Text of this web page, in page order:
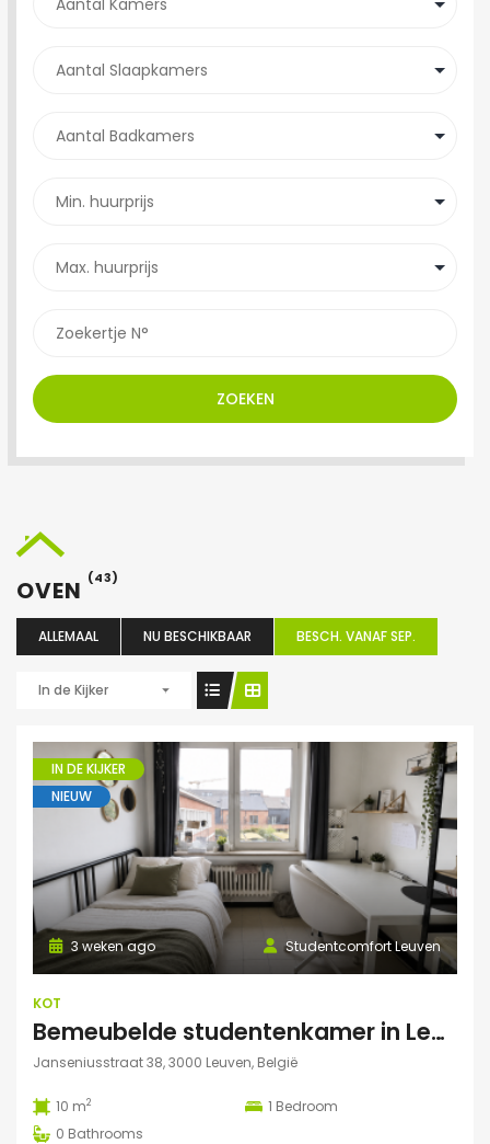
ZOEKEN
OVEN (43)
ALLEMAAL NU BESCHIKBAAR BESCH. VANAF SEP.
In de Kijker
IN DE KIJKER
NIEUW
Studentcomfort Leuven
3 weken ago
KOT
Bemeubelde studentenkamer in Leuven – Regina Mundi
Janseniusstraat 38, 3000 Leuven, België
10 m2 1 Bedroom
0 Bathrooms